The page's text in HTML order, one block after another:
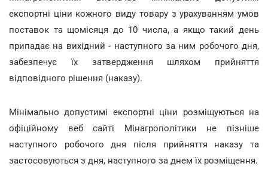
експортні ціни кожного виду товару з урахуванням умов
поставок та щомісяця до 10 числа, а якщо такий день
припадає на вихідний - наступного за ним робочого дня,
забезпечує їх затвердження шляхом прийняття
відповідного рішення (наказу).
Мінімально допустимі експортні ціни розміщуються на
офіційному веб сайті Мінагрополітики не пізніше
наступного робочого дня після прийняття наказу та
застосовуються з дня, наступного за днем їх розміщення.